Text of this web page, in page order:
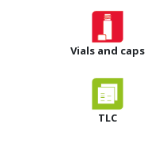
Vials and caps
TLC